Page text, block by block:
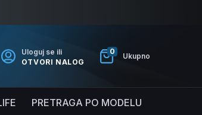
Uloguj se ili
OTVORI NALOG
0
Ukupno
PRETRAGA PO MODELU